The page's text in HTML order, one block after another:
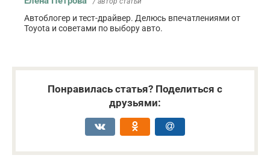
Автоблогер и тест-драйвер. Делюсь впечатлениями от
Toyota и советами по выбору авто.
Понравилась статья? Поделиться с
друзьями: